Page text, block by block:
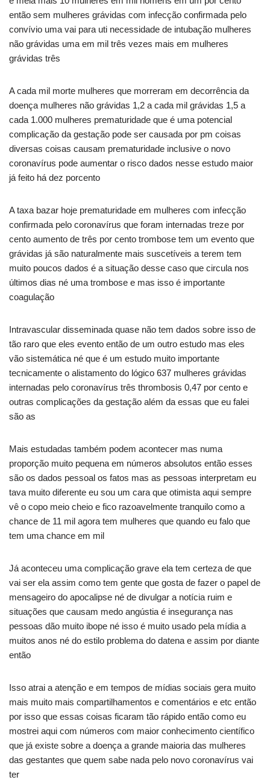
então sem mulheres grávidas com infecção confirmada pelo
convívio uma vai para uti necessidade de intubação mulheres
não grávidas uma em mil três vezes mais em mulheres
grávidas três
A cada mil morte mulheres que morreram em decorrência da
doença mulheres não grávidas 1,2 a cada mil grávidas 1,5 a
cada 1.000 mulheres prematuridade que é uma potencial
complicação da gestação pode ser causada por pm coisas
diversas coisas causam prematuridade inclusive o novo
coronavírus pode aumentar o risco dados nesse estudo maior
já feito há dez porcento
A taxa bazar hoje prematuridade em mulheres com infecção
confirmada pelo coronavírus que foram internadas treze por
cento aumento de três por cento trombose tem um evento que
grávidas já são naturalmente mais suscetíveis a terem tem
muito poucos dados é a situação desse caso que circula nos
últimos dias né uma trombose e mas isso é importante
coagulação
Intravascular disseminada quase não tem dados sobre isso de
tão raro que eles evento então de um outro estudo mas eles
vão sistemática né que é um estudo muito importante
tecnicamente o alistamento do lógico 637 mulheres grávidas
internadas pelo coronavírus três thrombosis 0,47 por cento e
outras complicações da gestação além da essas que eu falei
são as
Mais estudadas também podem acontecer mas numa
proporção muito pequena em números absolutos então esses
são os dados pessoal os fatos mas as pessoas interpretam eu
tava muito diferente eu sou um cara que otimista aqui sempre
vê o copo meio cheio e fico razoavelmente tranquilo como a
chance de 11 mil agora tem mulheres que quando eu falo que
tem uma chance em mil
Já aconteceu uma complicação grave ela tem certeza de que
vai ser ela assim como tem gente que gosta de fazer o papel de
mensageiro do apocalipse né de divulgar a notícia ruim e
situações que causam medo angústia é insegurança nas
pessoas dão muito ibope né isso é muito usado pela mídia a
muitos anos né do estilo problema do datena e assim por diante
então
Isso atrai a atenção e em tempos de mídias sociais gera muito
mais muito mais compartilhamentos e comentários e etc então
por isso que essas coisas ficaram tão rápido então como eu
mostrei aqui com números com maior conhecimento científico
que já existe sobre a doença a grande maioria das mulheres
das gestantes que quem sabe nada pelo novo coronavírus vai
ter